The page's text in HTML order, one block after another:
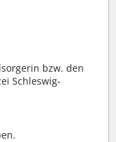
bzw. den
Schleswig-